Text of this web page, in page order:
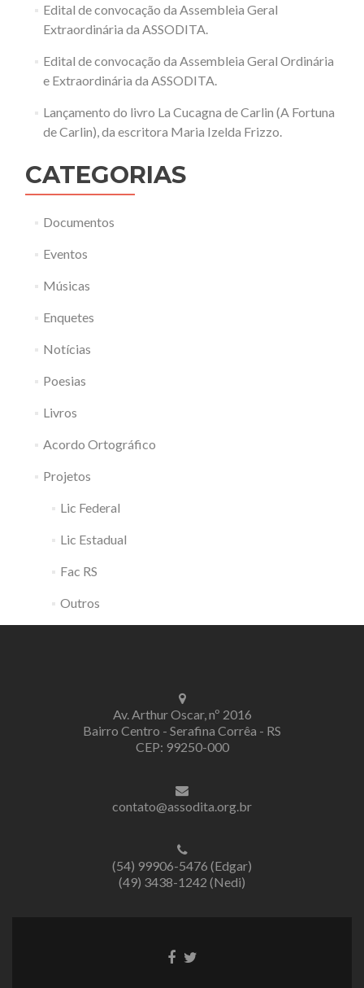
Edital de convocação da Assembleia Geral
Extraordinária da ASSODITA.
Edital de convocação da Assembleia Geral Ordinária
e Extraordinária da ASSODITA.
Lançamento do livro La Cucagna de Carlin (A Fortuna
de Carlin), da escritora Maria Izelda Frizzo.
CATEGORIAS
Documentos
Eventos
Músicas
Enquetes
Notícias
Poesias
Livros
Acordo Ortográfico
Projetos
Lic Federal
Lic Estadual
Fac RS
Outros
Av. Arthur Oscar, nº 2016
Bairro Centro - Serafina Corrêa - RS
CEP: 99250-000
contato@assodita.org.br
(54) 99906-5476 (Edgar)
(49) 3438-1242 (Nedi)
LinkLink